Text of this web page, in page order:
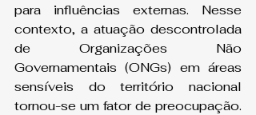
para influências externas. Nesse
contexto, a atuação descontrolada
de Organizações Não
Governamentais (ONGs) em áreas
sensíveis do território nacional
tornou-se um fator de preocupação.